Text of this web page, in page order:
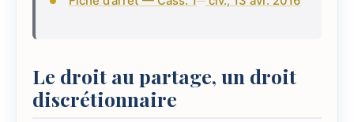
Le droit au partage, un droit
discrétionnaire